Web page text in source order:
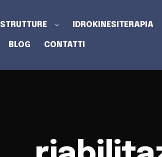
STRUTTURE IDROKINESITERAPIA
BLOG CONTATTI